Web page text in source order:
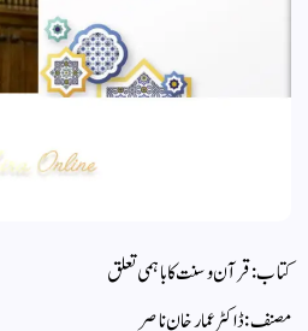
کتاب : قرآن وسنت کا باہمی تعلق
مصنف : ڈاکٹر عمار خان ناصر